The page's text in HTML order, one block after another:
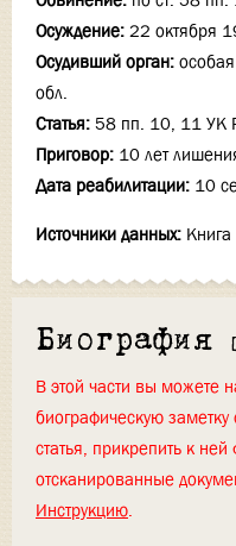
Осуждение: 22 октября
Осудивший орган:
обл.
Статья: 58 пп. 10, 11 УК
Приговор: 10 лет
Дата реабилитации: 10
Источники данных:
Биография [
В этой части вы можете
биографическую
статья, прикрепить к
отсканированные
Инструкцию.